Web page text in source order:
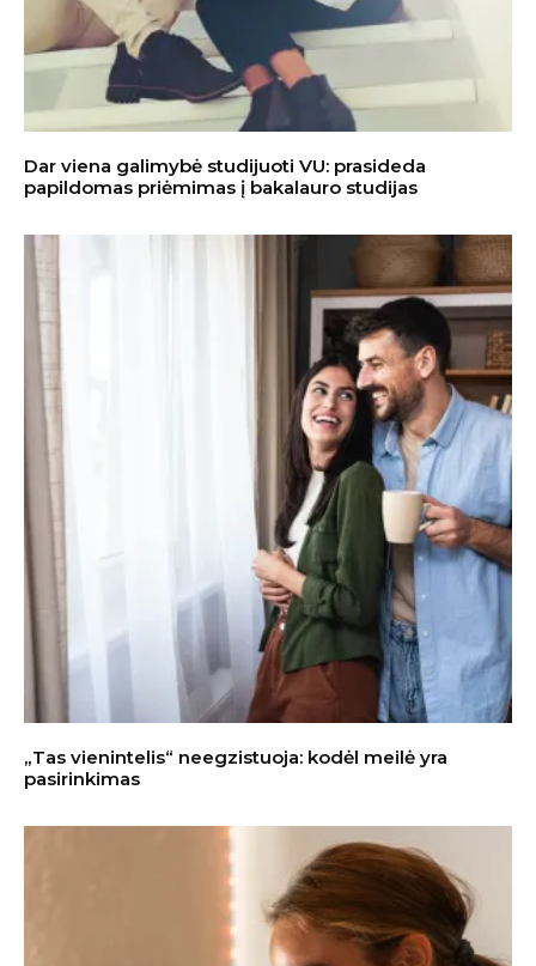
Dar viena galimybė studijuoti VU: prasideda
papildomas priėmimas į bakalauro studijas
„Tas vienintelis“ neegzistuoja: kodėl meilė yra
pasirinkimas